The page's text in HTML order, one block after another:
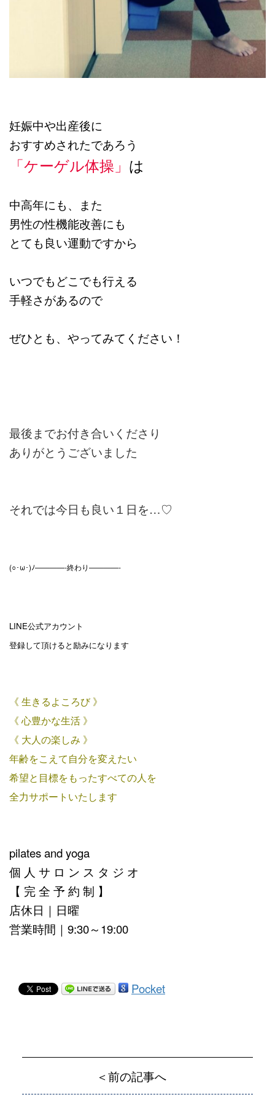
妊娠中や出産後に
おすすめされたであろう
「ケーゲル体操」 は
中高年にも、また
男性の性機能改善にも
とても良い運動ですから
いつでもどこでも行える
手軽さがあるので
ぜひとも、やってみてください！
最後までお付き合いくださり
ありがとうございました
それでは今日も良い１日を…♡
(○･ω･)ﾉ————-終わり————-
LINE公式アカウント
登録して頂けると励みになります
《 生きるよころび 》
《 心豊かな生活 》
《 大人の楽しみ 》
年齢をこえて自分を変えたい
希望と目標をもったすべての人を
全力サポートいたします
pilates and yoga
個 人 サ ロ ン ス タ ジ オ
【 完 全 予 約 制 】
店休日｜日曜
営業時間｜9:30～19:00
Pocket
＜前の記事へ